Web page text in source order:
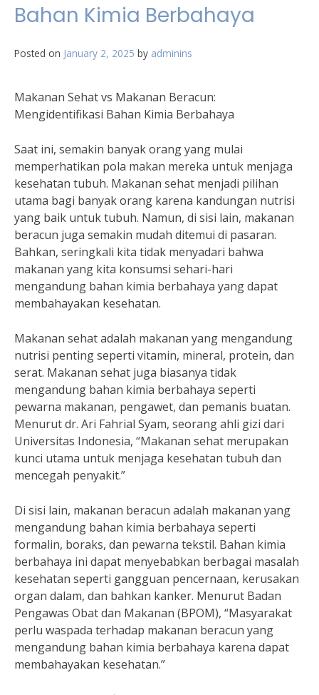
Bahan Kimia Berbahaya
Posted on January 2, 2025 by adminins
Makanan Sehat vs Makanan Beracun:
Mengidentifikasi Bahan Kimia Berbahaya
Saat ini, semakin banyak orang yang mulai
memperhatikan pola makan mereka untuk menjaga
kesehatan tubuh. Makanan sehat menjadi pilihan
utama bagi banyak orang karena kandungan nutrisi
yang baik untuk tubuh. Namun, di sisi lain, makanan
beracun juga semakin mudah ditemui di pasaran.
Bahkan, seringkali kita tidak menyadari bahwa
makanan yang kita konsumsi sehari-hari
mengandung bahan kimia berbahaya yang dapat
membahayakan kesehatan.
Makanan sehat adalah makanan yang mengandung
nutrisi penting seperti vitamin, mineral, protein, dan
serat. Makanan sehat juga biasanya tidak
mengandung bahan kimia berbahaya seperti
pewarna makanan, pengawet, dan pemanis buatan.
Menurut dr. Ari Fahrial Syam, seorang ahli gizi dari
Universitas Indonesia, “Makanan sehat merupakan
kunci utama untuk menjaga kesehatan tubuh dan
mencegah penyakit.”
Di sisi lain, makanan beracun adalah makanan yang
mengandung bahan kimia berbahaya seperti
formalin, boraks, dan pewarna tekstil. Bahan kimia
berbahaya ini dapat menyebabkan berbagai masalah
kesehatan seperti gangguan pencernaan, kerusakan
organ dalam, dan bahkan kanker. Menurut Badan
Pengawas Obat dan Makanan (BPOM), “Masyarakat
perlu waspada terhadap makanan beracun yang
mengandung bahan kimia berbahaya karena dapat
membahayakan kesehatan.”